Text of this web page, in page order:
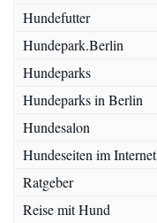
Hundefutter
Hundepark.Berlin
Hundeparks
Hundeparks in Berlin
Hundesalon
Hundeseiten im Internet
Ratgeber
Reise mit Hund